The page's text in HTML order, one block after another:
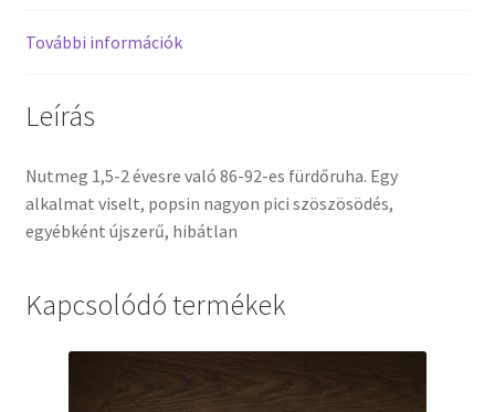
További információk
Leírás
Nutmeg 1,5-2 évesre való 86-92-es fürdőruha. Egy
alkalmat viselt, popsin nagyon pici szöszösödés,
egyébként újszerű, hibátlan
Kapcsolódó termékek